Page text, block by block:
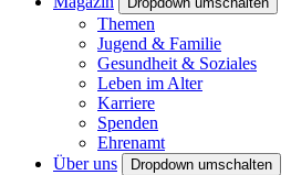
Themen
Jugend & Familie
Gesundheit & Soziales
Leben im Alter
Karriere
Spenden
Ehrenamt
Über uns
Dropdown umschalten